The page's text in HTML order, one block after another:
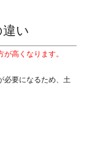
い
高くなります。
必要になるため、土